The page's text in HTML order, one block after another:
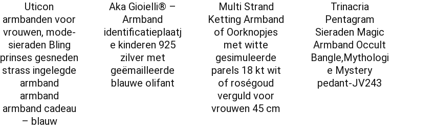
Uticon
armbanden voor
vrouwen, mode-
sieraden Bling
prinses gesneden
strass ingelegde
armband
armband
armband cadeau
– blauw
Aka Gioielli® –
Armband
identificatieplaatj
e kinderen 925
zilver met
geëmailleerde
blauwe olifant
Multi Strand
Ketting Armband
of Oorknopjes
met witte
gesimuleerde
parels 18 kt wit
of roségoud
verguld voor
vrouwen 45 cm
Trinacria
Pentagram
Sieraden Magic
Armband Occult
Bangle,Mythologi
e Mystery
pedant-JV243